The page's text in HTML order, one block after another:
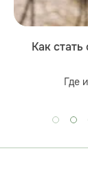
Как
Где